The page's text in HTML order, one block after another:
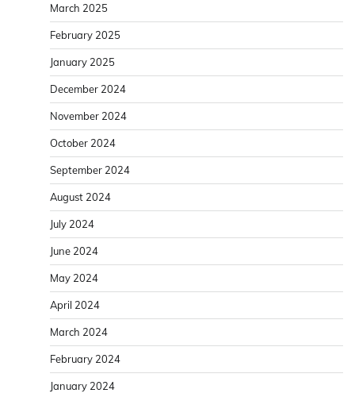
March 2025
February 2025
January 2025
December 2024
November 2024
October 2024
September 2024
August 2024
July 2024
June 2024
May 2024
April 2024
March 2024
February 2024
January 2024